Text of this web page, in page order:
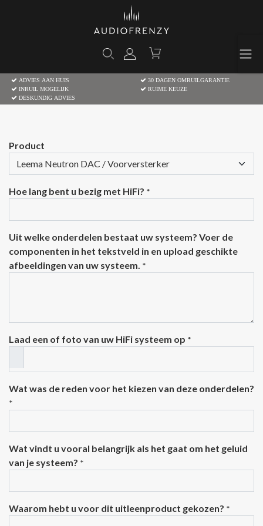
ADVIES AAN HUIS
30 DAGEN OMRUILGARANTIE
INRUIL MOGELIJK
RUIME KEUZE
DESKUNDIG ADVIES
Product
Hoe lang bent u bezig met HiFi? *
Uit welke onderdelen bestaat uw systeem? Voer de
componenten in het tekstveld in en upload geschikte
afbeeldingen van uw systeem. *
Laad een of foto van uw HiFi systeem op *
Wat was de reden voor het kiezen van deze onderdelen?
*
Wat vindt u vooral belangrijk als het gaat om het geluid
van je systeem? *
Waarom hebt u voor dit uitleenproduct gekozen? *